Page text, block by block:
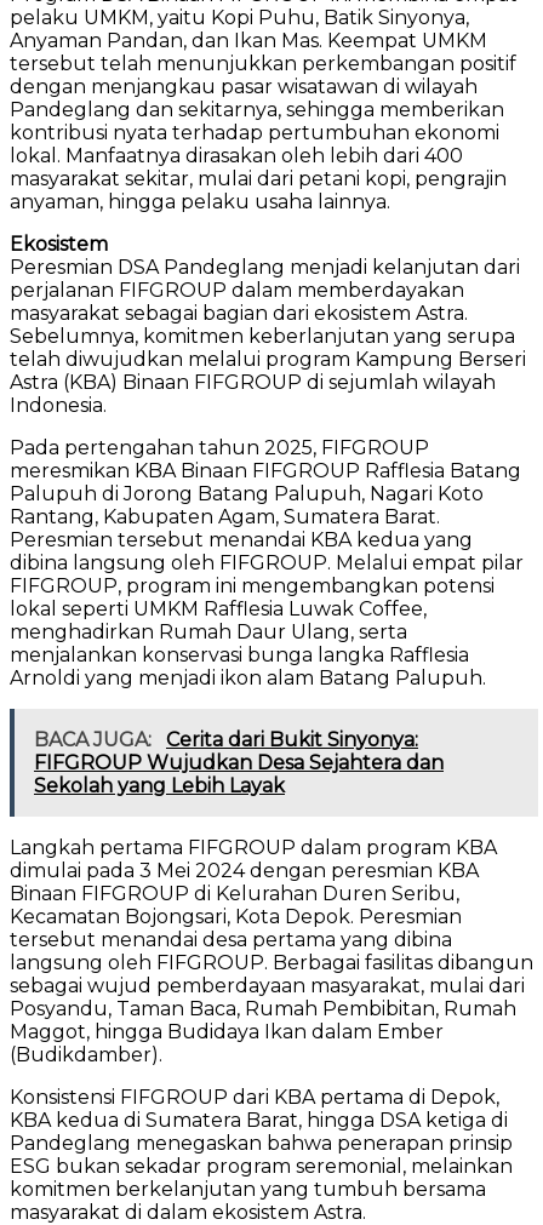
pelaku UMKM, yaitu Kopi Puhu, Batik Sinyonya,
Anyaman Pandan, dan Ikan Mas. Keempat UMKM
tersebut telah menunjukkan perkembangan positif
dengan menjangkau pasar wisatawan di wilayah
Pandeglang dan sekitarnya, sehingga memberikan
kontribusi nyata terhadap pertumbuhan ekonomi
lokal. Manfaatnya dirasakan oleh lebih dari 400
masyarakat sekitar, mulai dari petani kopi, pengrajin
anyaman, hingga pelaku usaha lainnya.
Ekosistem
Peresmian DSA Pandeglang menjadi kelanjutan dari
perjalanan FIFGROUP dalam memberdayakan
masyarakat sebagai bagian dari ekosistem Astra.
Sebelumnya, komitmen keberlanjutan yang serupa
telah diwujudkan melalui program Kampung Berseri
Astra (KBA) Binaan FIFGROUP di sejumlah wilayah
Indonesia.
Pada pertengahan tahun 2025, FIFGROUP
meresmikan KBA Binaan FIFGROUP Rafflesia Batang
Palupuh di Jorong Batang Palupuh, Nagari Koto
Rantang, Kabupaten Agam, Sumatera Barat.
Peresmian tersebut menandai KBA kedua yang
dibina langsung oleh FIFGROUP. Melalui empat pilar
FIFGROUP, program ini mengembangkan potensi
lokal seperti UMKM Rafflesia Luwak Coffee,
menghadirkan Rumah Daur Ulang, serta
menjalankan konservasi bunga langka Rafflesia
Arnoldi yang menjadi ikon alam Batang Palupuh.
BACA JUGA:
Cerita dari Bukit Sinyonya:
FIFGROUP Wujudkan Desa Sejahtera dan
Sekolah yang Lebih Layak
Langkah pertama FIFGROUP dalam program KBA
dimulai pada 3 Mei 2024 dengan peresmian KBA
Binaan FIFGROUP di Kelurahan Duren Seribu,
Kecamatan Bojongsari, Kota Depok. Peresmian
tersebut menandai desa pertama yang dibina
langsung oleh FIFGROUP. Berbagai fasilitas dibangun
sebagai wujud pemberdayaan masyarakat, mulai dari
Posyandu, Taman Baca, Rumah Pembibitan, Rumah
Maggot, hingga Budidaya Ikan dalam Ember
(Budikdamber).
Konsistensi FIFGROUP dari KBA pertama di Depok,
KBA kedua di Sumatera Barat, hingga DSA ketiga di
Pandeglang menegaskan bahwa penerapan prinsip
ESG bukan sekadar program seremonial, melainkan
komitmen berkelanjutan yang tumbuh bersama
masyarakat di dalam ekosistem Astra.